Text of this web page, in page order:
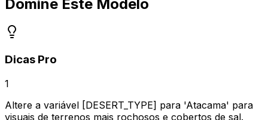
Domine Este Modelo
Dicas Pro
1
Altere a variável [DESERT_TYPE] para 'Atacama' para
visuais de terrenos mais rochosos e cobertos de sal.